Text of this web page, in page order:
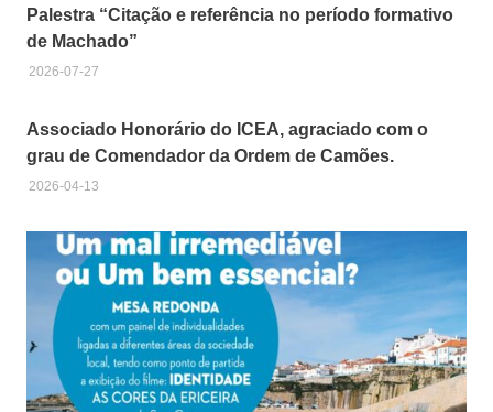
Palestra “Citação e referência no período formativo
de Machado”
2026-07-27
Associado Honorário do ICEA, agraciado com o
grau de Comendador da Ordem de Camões.
2026-04-13